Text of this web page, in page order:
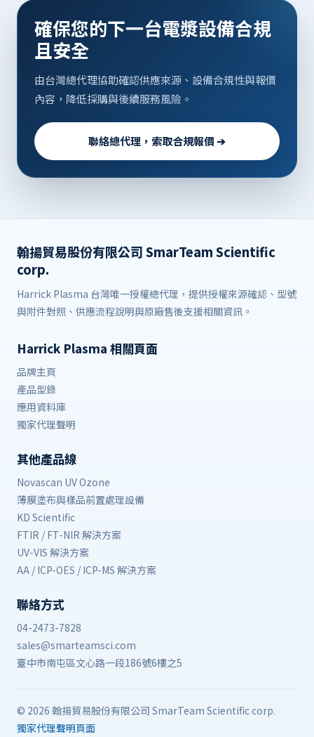
確保您的下一台電漿設備合規
且安全
由台灣總代理協助確認供應來源、設備合規性與報價
內容，降低採購與後續服務風險。
聯絡總代理，索取合規報價 ➔
翰揚貿易股份有限公司 SmarTeam Scientific
corp.
Harrick Plasma 台灣唯一授權總代理，提供授權來源確認、型號
與附件對照、供應流程說明與原廠售後支援相關資訊。
Harrick Plasma 相關頁面
品牌主頁
產品型錄
應用資料庫
獨家代理聲明
其他產品線
Novascan UV Ozone
薄膜塗布與樣品前置處理設備
KD Scientific
FTIR / FT-NIR 解決方案
UV-VIS 解決方案
AA / ICP-OES / ICP-MS 解決方案
聯絡方式
04-2473-7828
sales@smarteamsci.com
臺中市南屯區文心路一段186號6樓之5
© 2026 翰揚貿易股份有限公司 SmarTeam Scientific corp.
獨家代理聲明頁面